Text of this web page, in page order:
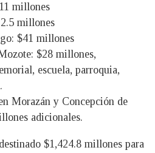
millones
millones
$41 millones
$28 millones,
escuela, parroquia,
Morazán y Concepción de
adicionales.
$1,424.8 millones para